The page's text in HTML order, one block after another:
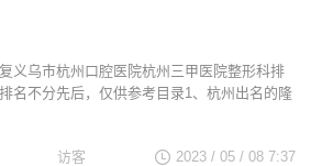
义乌市杭州口腔医院杭州三甲医院整形科排
名不分先后，仅供参考目录1、杭州出名的隆
2023 / 05 / 08 7:37
访客